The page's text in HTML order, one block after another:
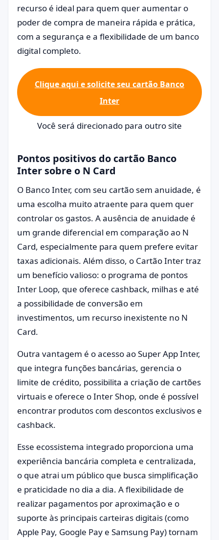
recurso é ideal para quem quer aumentar o
poder de compra de maneira rápida e prática,
com a segurança e a flexibilidade de um banco
digital completo.
Clique aqui e solicite seu cartão Banco
Inter
Você será direcionado para outro site
Pontos positivos do cartão Banco
Inter sobre o N Card
O Banco Inter, com seu cartão sem anuidade, é
uma escolha muito atraente para quem quer
controlar os gastos. A ausência de anuidade é
um grande diferencial em comparação ao N
Card, especialmente para quem prefere evitar
taxas adicionais. Além disso, o Cartão Inter traz
um benefício valioso: o programa de pontos
Inter Loop, que oferece cashback, milhas e até
a possibilidade de conversão em
investimentos, um recurso inexistente no N
Card.
Outra vantagem é o acesso ao Super App Inter,
que integra funções bancárias, gerencia o
limite de crédito, possibilita a criação de cartões
virtuais e oferece o Inter Shop, onde é possível
encontrar produtos com descontos exclusivos e
cashback.
Esse ecossistema integrado proporciona uma
experiência bancária completa e centralizada,
o que atrai um público que busca simplificação
e praticidade no dia a dia. A flexibilidade de
realizar pagamentos por aproximação e o
suporte às principais carteiras digitais (como
Apple Pay, Google Pay e Samsung Pay) tornam